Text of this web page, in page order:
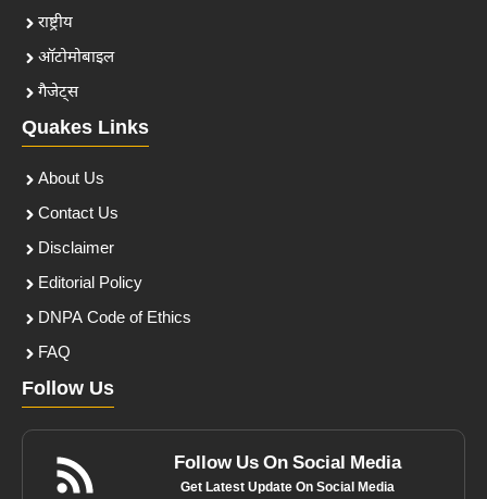
राष्ट्रीय
ऑटोमोबाइल
गैजेट्स
Quakes Links
About Us
Contact Us
Disclaimer
Editorial Policy
DNPA Code of Ethics
FAQ
Follow Us
Follow Us On Social Media
Get Latest Update On Social Media